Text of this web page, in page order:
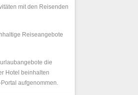
mit den Reisenden
Reiseangebote
die
Hotel beinhalten
aufgenommen.